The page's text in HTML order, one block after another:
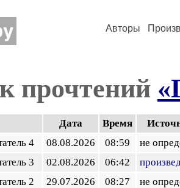
Авторы
прочтений
Дата Время
4
08.08.2026 08:59
не
3
02.08.2026 06:42
2
29.07.2026 08:27
не